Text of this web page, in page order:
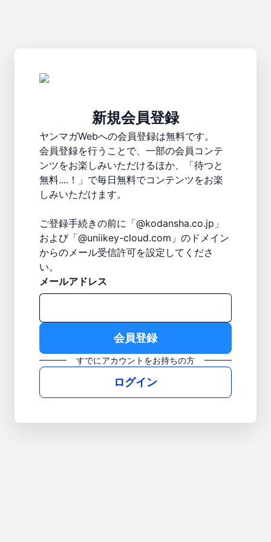
新規会員登録
ヤンマガWebへの会員登録は無料です。
会員登録を行うことで、一部の会員コンテ
ンツをお楽しみいただけるほか、「待つと
無料....！」で毎日無料でコンテンツをお楽
しみいただけます。
ご登録手続きの前に「@kodansha.co.jp」
および「@uniikey-cloud.com」のドメイン
からのメール受信許可を設定してくださ
い。
メールアドレス
すでにアカウントをお持ちの方